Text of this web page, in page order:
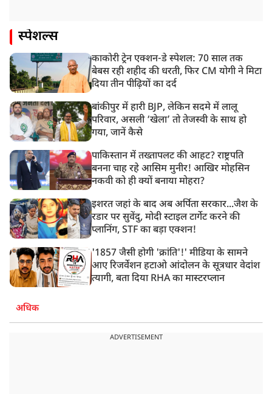
स्पेशल्स
काकोरी ट्रेन एक्शन-डे स्पेशल: 70 साल तक
बेबस रही शहीद की धरती, फिर CM योगी ने मिटा
दिया तीन पीढ़ियों का दर्द
बांकीपुर में हारी BJP, लेकिन सदमे में लालू
परिवार, असली ‘खेला’ तो तेजस्वी के साथ हो
गया, जानें कैसे
पाकिस्तान में तख्तापलट की आहट? राष्ट्रपति
बनना चाह रहे आसिम मुनीर! आखिर मोहसिन
नकवी को ही क्यों बनाया मोहरा?
इशरत जहां के बाद अब अर्पिता सरकार...जैश के
रडार पर सुवेंदु, मोदी स्टाइल टार्गेट करने की
प्लानिंग, STF का बड़ा एक्शन!
'1857 जैसी होगी 'क्रांति'!' मीडिया के सामने
आए रिजर्वेशन हटाओ आंदोलन के सूत्रधार वेदांश
त्यागी, बता दिया RHA का मास्टरप्लान
अधिक
ADVERTISEMENT